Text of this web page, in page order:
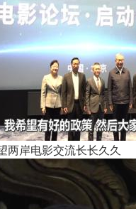
两岸电影交流长长久久